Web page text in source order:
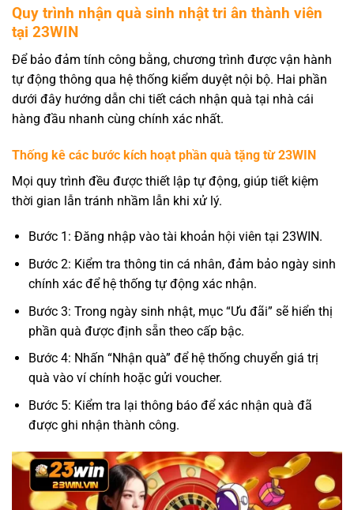
Quy trình nhận quà sinh nhật tri ân thành viên
tại 23WIN
Để bảo đảm tính công bằng, chương trình được vận hành
tự động thông qua hệ thống kiểm duyệt nội bộ. Hai phần
dưới đây hướng dẫn chi tiết cách nhận quà tại nhà cái
hàng đầu nhanh cùng chính xác nhất.
Thống kê các bước kích hoạt phần quà tặng từ 23WIN
Mọi quy trình đều được thiết lập tự động, giúp tiết kiệm
thời gian lẫn tránh nhầm lẫn khi xử lý.
Bước 1: Đăng nhập vào tài khoản hội viên tại 23WIN.
Bước 2: Kiểm tra thông tin cá nhân, đảm bảo ngày sinh
chính xác để hệ thống tự động xác nhận.
Bước 3: Trong ngày sinh nhật, mục “Ưu đãi” sẽ hiển thị
phần quà được định sẵn theo cấp bậc.
Bước 4: Nhấn “Nhận quà” để hệ thống chuyển giá trị
quà vào ví chính hoặc gửi voucher.
Bước 5: Kiểm tra lại thông báo để xác nhận quà đã
được ghi nhận thành công.